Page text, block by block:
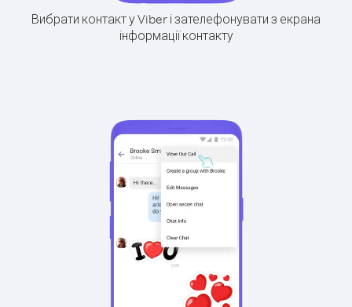
Вибрати контакт у Viber і зателефонувати з екрана
інформації контакту